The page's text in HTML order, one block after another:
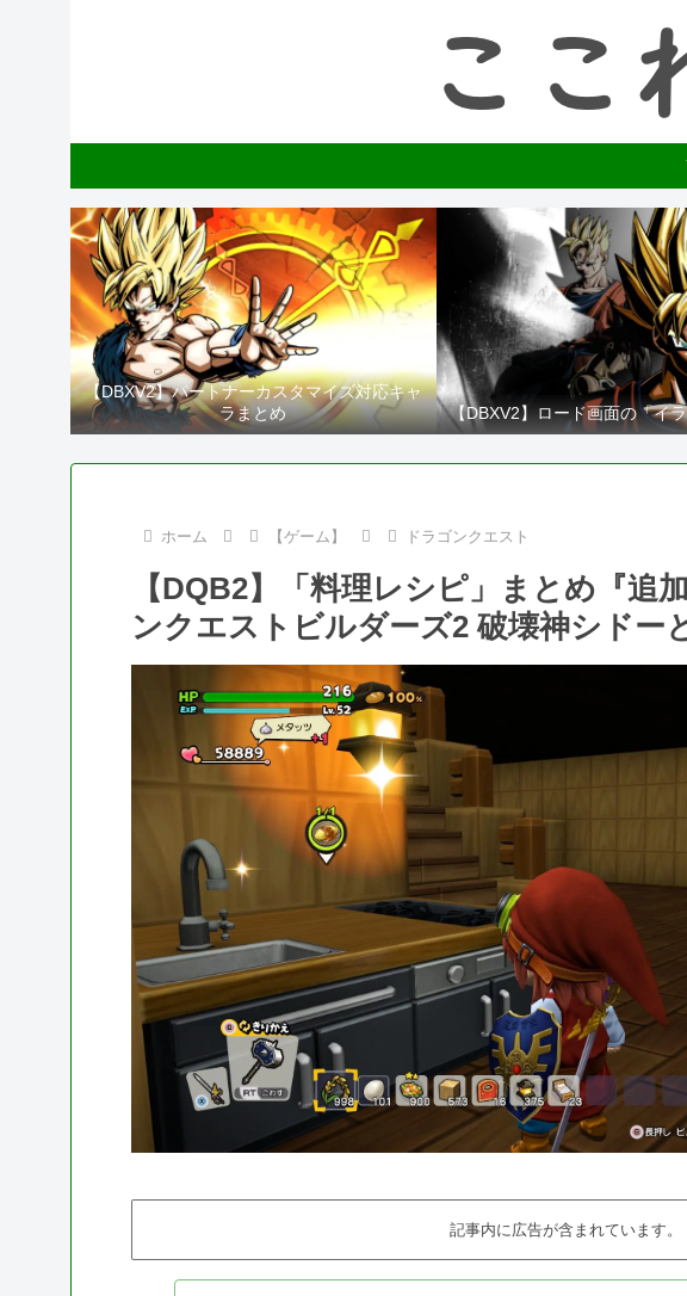
【DBXV2】パートナーカスタマイズ対応キャ
ラまとめ
【DBXV2】ロード画面の「イ
ホーム 【ゲーム】 ドラゴンクエスト
【DQB2】「料理レシピ」まとめ『追
ンクエストビルダーズ2 破壊神シドー
記事内に広告が含まれています。